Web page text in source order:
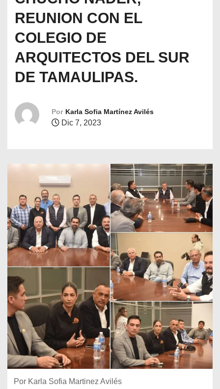
REUNION CON EL
COLEGIO DE
ARQUITECTOS DEL SUR
DE TAMAULIPAS.
Por Karla Sofia Martínez Avilés
Dic 7, 2023
Por Karla Sofia Martinez Avilés